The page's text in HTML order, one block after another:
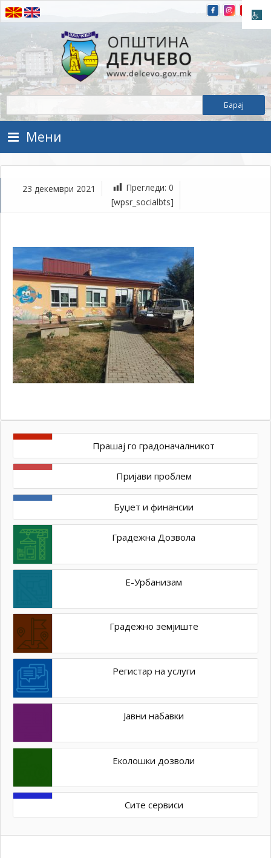
Прескокнете на содржината
Општина Делчево
Општина Делчево
Мени
23 декември 2021 Прегледи: 0
[wpsr_socialbts]
Прашај го градоначалникот
Пријави проблем
Буџет и финансии
Градежна Дозвола
Е-Урбанизам
Градежно земјиште
Регистар на услуги
Јавни набавки
Еколошки дозволи
Сите сервиси